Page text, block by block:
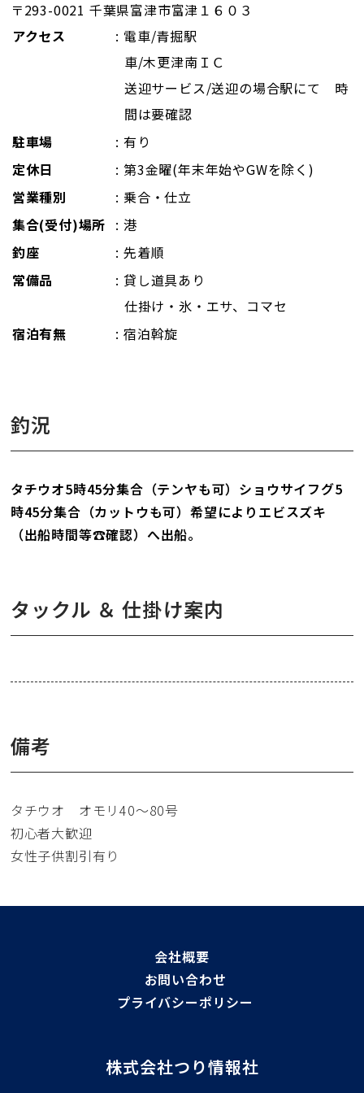
〒293-0021 千葉県富津市富津１６０３
アクセス
: 電車/青掘駅
車/木更津南ＩＣ
送迎サービス/送迎の場合駅にて 時
間は要確認
駐車場
: 有り
定休日
: 第3金曜(年末年始やGWを除く)
営業種別
: 乗合・仕立
集合(受付)場所 : 港
釣座
: 先着順
常備品
: 貸し道具あり
仕掛け・氷・エサ、コマセ
宿泊有無
: 宿泊斡旋
釣況
タチウオ5時45分集合（テンヤも可）ショウサイフグ5
時45分集合（カットウも可）希望によりエビスズキ
（出船時間等☎確認）へ出船。
タックル ＆ 仕掛け案内
備考
タチウオ オモリ40〜80号
初心者大歓迎
女性子供割引有り
会社概要
お問い合わせ
プライバシーポリシー
株式会社つり情報社